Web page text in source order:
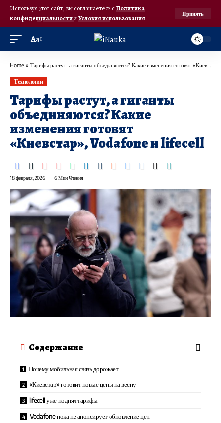
Используя этот сайт, вы соглашаетесь с Политика
конфиденциальностииУсловия использования.
Принять
Аа
Home » Тарифы растут, а гиганты объединяются? Какие изменения готовят «Киевстар», Vodafone и lifecell
Технологии
Тарифы растут, а гиганты
объединяются? Какие
изменения готовят
«Киевстар», Vodafone и lifecell
18 февраля, 2026 6 Мин Чтения
Содержание
Почему мобильная связь дорожает
«Киевстар» готовит новые цены на весну
lifecell уже поднял тарифы
Vodafone пока не анонсирует обновление цен